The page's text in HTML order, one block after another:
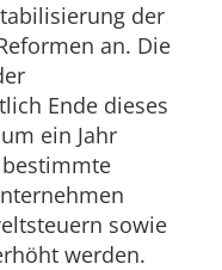
der
an. Die
Ende dieses
ein Jahr
sowie
werden.